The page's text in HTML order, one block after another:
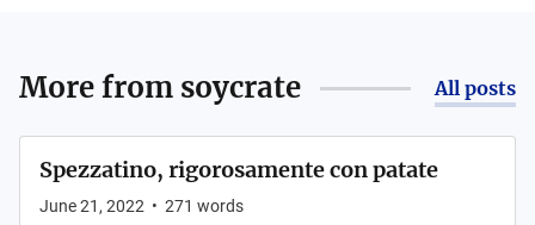
More from soycrate All posts
Spezzatino, rigorosamente con patate
June 21, 2022 • 271 words